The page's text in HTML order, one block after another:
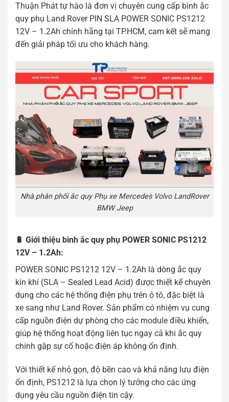
Thuận Phát tự hào là đơn vị chuyên cung cấp bình ắc
quy phụ Land Rover PIN SLA POWER SONIC PS1212
12V – 1.2Ah chính hãng tại TP.HCM, cam kết sẽ mang
đến giải pháp tối ưu cho khách hàng.
Nhà phân phối ắc quy Phụ xe Mercedes Volvo LandRover
BMW Jeep
🔋 Giới thiệu bình ắc quy phụ POWER SONIC PS1212
12V – 1.2Ah:
POWER SONIC PS1212 12V – 1.2Ah là dòng ắc quy
kín khí (SLA – Sealed Lead Acid) được thiết kế chuyên
dụng cho các hệ thống điện phụ trên ô tô, đặc biệt là
xe sang như Land Rover. Sản phẩm có nhiệm vụ cung
cấp nguồn điện dự phòng cho các module điều khiển,
giúp hệ thống hoạt động liên tục ngay cả khi ắc quy
chính gặp sự cố hoặc điện áp không ổn định.
Với thiết kế nhỏ gọn, độ bền cao và khả năng lưu điện
ổn định, PS1212 là lựa chọn lý tưởng cho các ứng
dụng yêu cầu nguồn điện tin cậy.